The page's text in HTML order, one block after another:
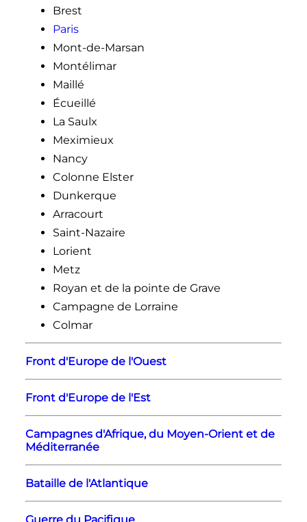
Brest
Paris
Mont-de-Marsan
Montélimar
Maillé
Écueillé
La Saulx
Meximieux
Nancy
Colonne Elster
Dunkerque
Arracourt
Saint-Nazaire
Lorient
Metz
Royan et de la pointe de Grave
Campagne de Lorraine
Colmar
Front d'Europe de l'Ouest
Front d'Europe de l'Est
Campagnes d'Afrique, du Moyen-Orient et de
Méditerranée
Bataille de l'Atlantique